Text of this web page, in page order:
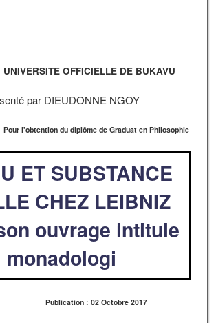
UNIVERSITE OFFICIELLE DE BUKAVU
par DIEUDONNE NGOY
Pour l'obtention du diplôme de Graduat en Philosophie
ET SUBSTANCE
CHEZ LEIBNIZ
ouvrage intitule
monadologi
Publication : 02 Octobre 2017